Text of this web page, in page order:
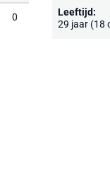
0
Leeftijd:
29 jaar (18